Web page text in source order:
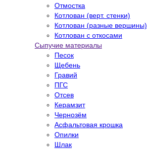
Отмостка
Котлован (верт. стенки)
Котлован (разные вершины)
Котлован с откосами
Сыпучие материалы
Песок
Щебень
Гравий
ПГС
Отсев
Керамзит
Чернозём
Асфальтовая крошка
Опилки
Шлак